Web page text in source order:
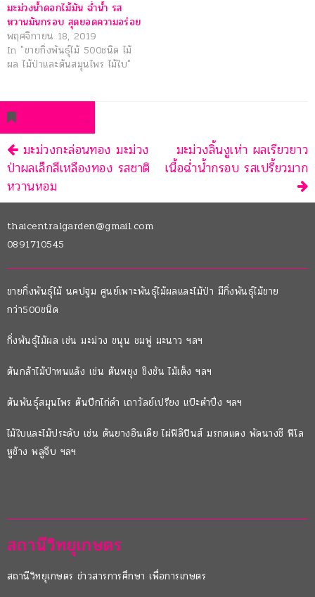
มะม่วงน้ำดอกไม้มัน ฉ่ำน้ำ รส
หวานมันกรอบ สุดยอดความอร่อย
พฤศจิกายน 18, 2019
In "ขายกิ่งพันธุ์ไม้ 500ชนิด ไม้
ผล ไม้ป่าและต้นสมุนไพร ไม้ใบ"
.
มะม่วงกะล่อนทอง มะม่วง
ป่าผลเล็กสีเหลืองทอง รสชาติ
หวานหอม
มะม่วงลิ้นงูเห่า ผลเรียวยาว
เนื้อฉ่ำน้ำกรอบ รสเปรี้ยวมาก
thaicentralgarden@gmail.com
0891710545
ขายกิ่งพันธุ์ไม้ นคปฐม ศูนย์เพาะพันธุ์ไม้ผลและไม้ป่า มีกิ่งพันธุ์ไม้ขาย
กว่า500ชนิด
กิ่งพันธุ์ไม้ผล เช่น มะม่วง ขนุน ชมพู่ มะนาว ฯลฯ
ต้นกล้าไม้ป่าทนแล้ง เช่น ต้นพยุง ชิงชัน ไม้เต็ง ฯลฯ
ต้นพันธุ์สมุนไพร ต้นปีกไก่ดำ เถาวัลย์เปรียง แป๊ะตำปึง ฯลฯ
ไม้ใบและไม้ประดับ เช่น ต้นยางอินเดีย ไผ่ฟิลิปินส์ มรกตแดง พัดนางชี ฟิโล
หูช้าง พลูจีบ ฯลฯ
สถานีวิทยุเกษตร
สถานีวิทยุเกษตร ข่าวสารการศึกษา เพื่อการเกษตร